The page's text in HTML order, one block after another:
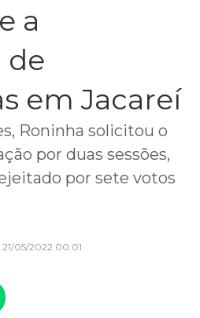
a
de
em Jacareí
Roninha solicitou o
por duas sessões,
por sete votos
21/05/2022 00:01